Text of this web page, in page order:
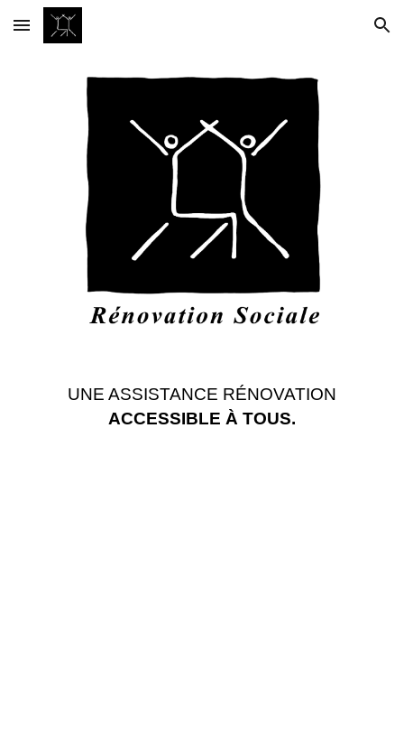
Skip to main content Skip to navigation
UNE ASSISTANCE RÉNOVATION
ACCESSIBLE À TOUS.